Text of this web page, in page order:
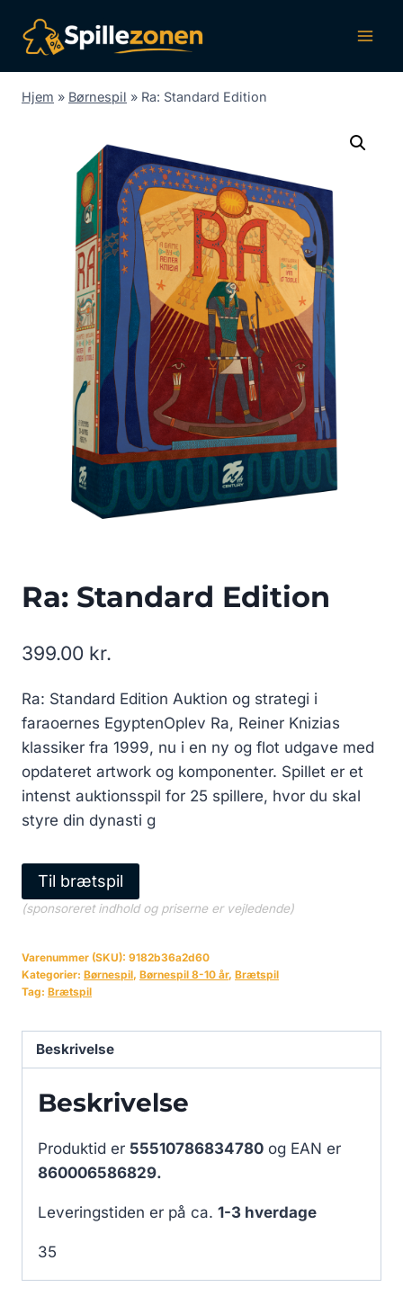
indhold
Hjem » Børnespil » Ra: Standard Edition
Ra: Standard Edition
399.00 kr.
Ra: Standard Edition Auktion og strategi i
faraoernes EgyptenOplev Ra, Reiner Knizias
klassiker fra 1999, nu i en ny og flot udgave med
opdateret artwork og komponenter. Spillet er et
intenst auktionsspil for 25 spillere, hvor du skal
styre din dynasti g
Til brætspil
(sponsoreret indhold og priserne er vejledende)
Varenummer (SKU): 9182b36a2d60
Kategorier: Børnespil, Børnespil 8-10 år, Brætspil
Tag: Brætspil
Beskrivelse
Beskrivelse
Produktid er 55510786834780 og EAN er
860006586829.
Leveringstiden er på ca. 1-3 hverdage
35